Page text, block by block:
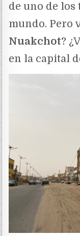
de uno de los
mundo. Pero
Nuakchot?
en la capital